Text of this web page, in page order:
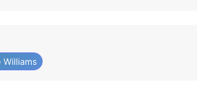
Williams